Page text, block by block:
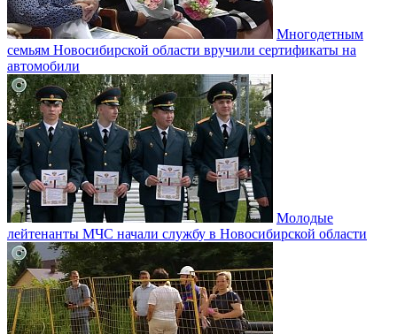
Многодетным
семьям Новосибирской области вручили сертификаты на
автомобили
Молодые
лейтенанты МЧС начали службу в Новосибирской области